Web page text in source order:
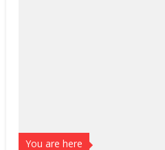
You are here